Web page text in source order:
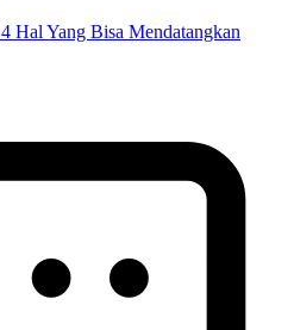
4 Hal Yang Bisa Mendatangkan